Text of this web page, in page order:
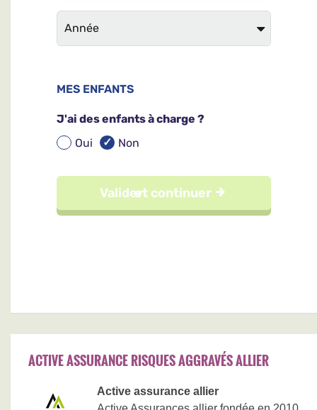
ACTIVE ASSURANCE RISQUES AGGRAVÉS ALLIER
Active assurance allier